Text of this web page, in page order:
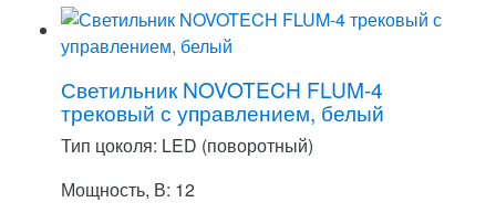
Светильник NOVOTECH FLUM-4
трековый с управлением, белый
Тип цоколя: LED (поворотный)
Мощность, В: 12